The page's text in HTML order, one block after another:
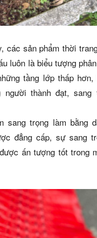
các sản phẩm thời
luôn là biểu tượng
tầng lớp thấp hơn,
người thành đạt, sang
sang trọng làm bằng
đẳng cấp, sự sang
ấn tượng tốt trong